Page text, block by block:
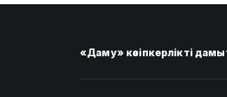
«Даму» кәсіпкерлікті